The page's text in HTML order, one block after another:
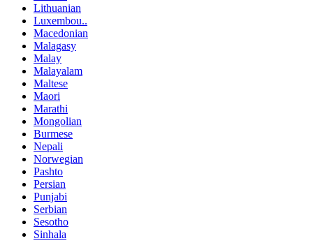
Lithuanian
Luxembou..
Macedonian
Malagasy
Malay
Malayalam
Maltese
Maori
Marathi
Mongolian
Burmese
Nepali
Norwegian
Pashto
Persian
Punjabi
Serbian
Sesotho
Sinhala